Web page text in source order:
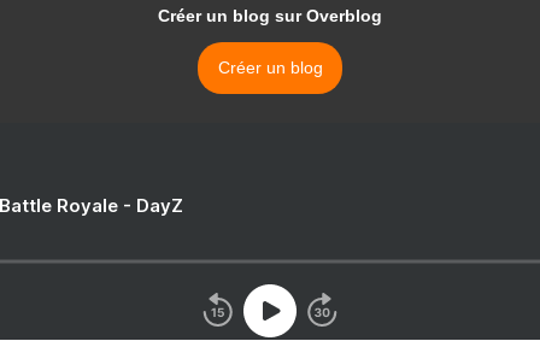
Créer un blog sur Overblog
Créer un blog
Royale - DayZ